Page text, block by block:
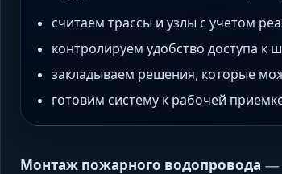
считаем трассы и узлы с учетом
контролируем удобство доступа к
закладываем решения, которые
готовим систему к рабочей
Монтаж пожарного водопровода —